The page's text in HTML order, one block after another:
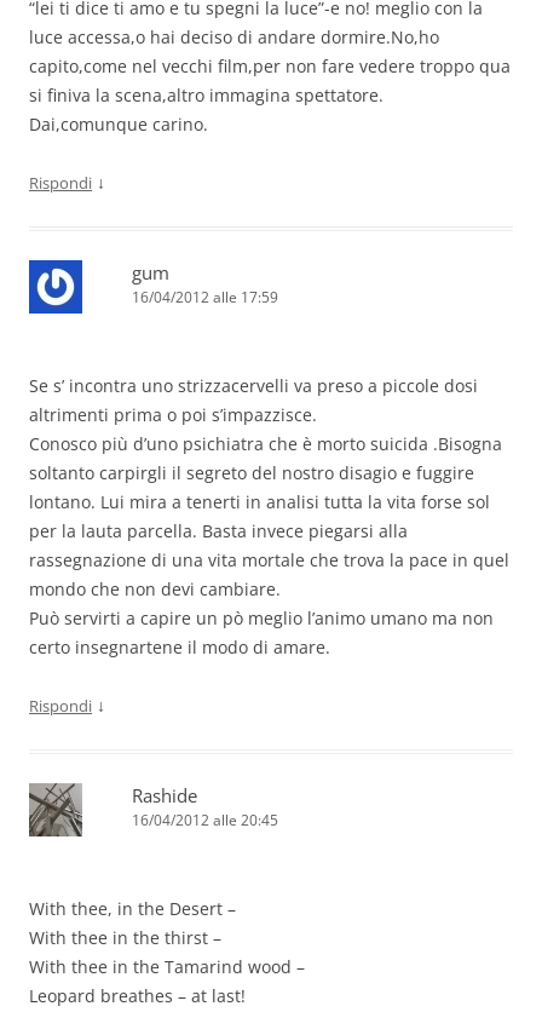
“lei ti dice ti amo e tu spegni la luce”-e no! meglio con la
luce accessa,o hai deciso di andare dormire.No,ho
capito,come nel vecchi film,per non fare vedere troppo qua
si finiva la scena,altro immagina spettatore.
Dai,comunque carino.
Rispondi ↓
gum
16/04/2012 alle 17:59
Se s’ incontra uno strizzacervelli va preso a piccole dosi
altrimenti prima o poi s’impazzisce.
Conosco più d’uno psichiatra che è morto suicida .Bisogna
soltanto carpirgli il segreto del nostro disagio e fuggire
lontano. Lui mira a tenerti in analisi tutta la vita forse sol
per la lauta parcella. Basta invece piegarsi alla
rassegnazione di una vita mortale che trova la pace in quel
mondo che non devi cambiare.
Può servirti a capire un pò meglio l’animo umano ma non
certo insegnartene il modo di amare.
Rispondi ↓
Rashide
16/04/2012 alle 20:45
With thee, in the Desert –
With thee in the thirst –
With thee in the Tamarind wood –
Leopard breathes – at last!